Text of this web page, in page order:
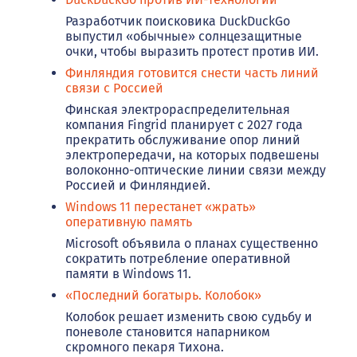
Разработчик поисковика DuckDuckGo
выпустил «обычные» солнцезащитные
очки, чтобы выразить протест против ИИ.
Финляндия готовится снести часть линий
связи с Россией
Финская электрораспределительная
компания Fingrid планирует с 2027 года
прекратить обслуживание опор линий
электропередачи, на которых подвешены
волоконно-оптические линии связи между
Россией и Финляндией.
Windows 11 перестанет «жрать»
оперативную память
Microsoft объявила о планах существенно
сократить потребление оперативной
памяти в Windows 11.
«Последний богатырь. Колобок»
Колобок решает изменить свою судьбу и
поневоле становится напарником
скромного пекаря Тихона.